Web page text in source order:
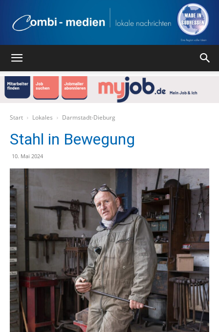
Start Lokales Darmstadt-Dieburg
Stahl in Bewegung
10. Mai 2024